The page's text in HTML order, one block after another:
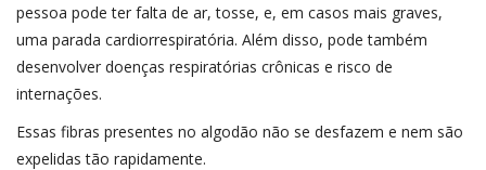
pessoa pode ter falta de ar, tosse, e, em casos mais graves,
uma parada cardiorrespiratória. Além disso, pode também
desenvolver doenças respiratórias crônicas e risco de
internações.
Essas fibras presentes no algodão não se desfazem e nem são
expelidas tão rapidamente.